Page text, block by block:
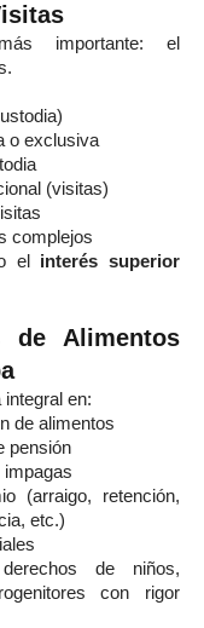
importante: el
o exclusiva
(visitas)
complejos
el interés superior
de Alimentos
en:
de alimentos
pensión
impagas
(arraigo, retención,
etc.)
de niños,
con rigor